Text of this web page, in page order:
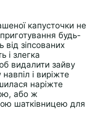
капусточки не
будь-
від зіпсованих
і злегка
видалити зайву
і виріжте
наріжте
або ж
шатківницею для